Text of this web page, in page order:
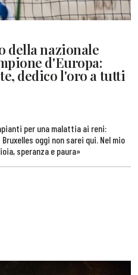
della nazionale
d'Europa:
dedico l'oro a tutti
per una malattia ai reni:
oggi non sarei qui. Nel mio
speranza e paura»